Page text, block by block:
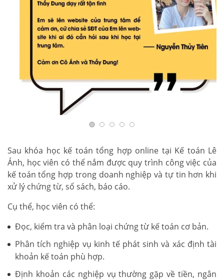
Sau khóa học kế toán tổng hợp online tại Kế toán Lê
Ánh, học viên có thể nắm được quy trình công việc của
kế toán tổng hợp trong doanh nghiệp và tự tin hơn khi
xử lý chứng từ, sổ sách, báo cáo.
Cụ thể, học viên có thể:
Đọc, kiểm tra và phân loại chứng từ kế toán cơ bản.
Phân tích nghiệp vụ kinh tế phát sinh và xác định tài
khoản kế toán phù hợp.
Định khoản các nghiệp vụ thường gặp về tiền, ngân